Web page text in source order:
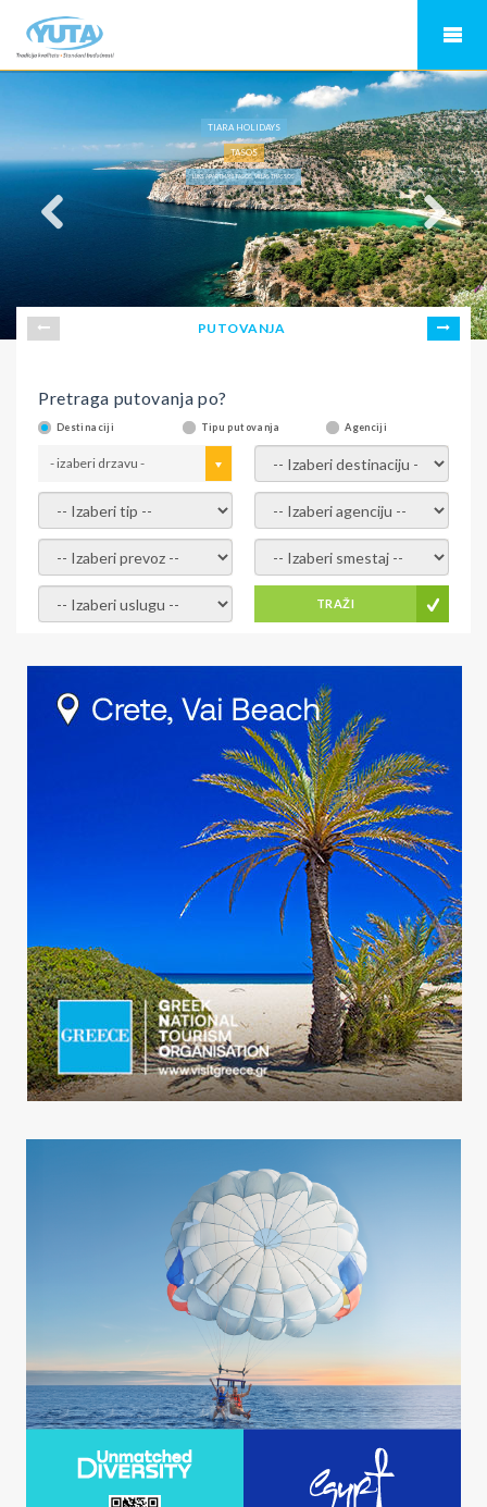
TIARA HOLIDAYS
TASOS
LUKS APARTMANI TASOS, VILLAS THASSOS
PUTOVANJA
Pretraga putovanja po?
Destinaciji Tipu putovanja Agenciji
- izaberi drzavu - - izaberi destinaciju -
- izaberi tip - - izaberi agenciju -
- izaberi prevoz - - Izaberite smestaj -
- Izaberite uslugu - TRAŽI